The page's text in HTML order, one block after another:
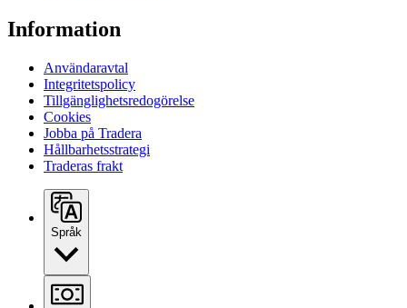
Information
Användaravtal
Integritetspolicy
Tillgänglighetsredogörelse
Cookies
Jobba på Tradera
Hållbarhetsstrategi
Traderas frakt
Språk